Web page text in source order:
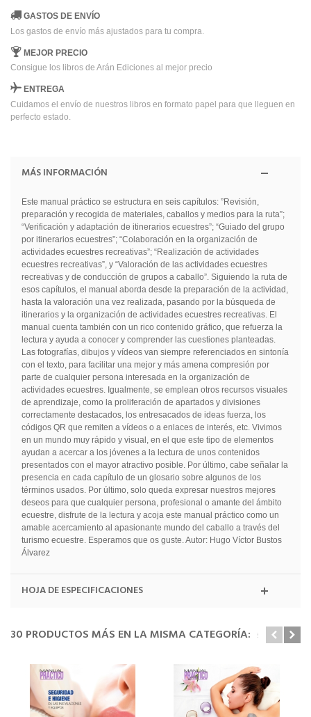
GASTOS DE ENVÍO
Los gastos de envío más ajustados para tu compra.
MEJOR PRECIO
Consigue los libros de Arán Ediciones al mejor precio
ENTREGA
Cuidamos el envío de nuestros libros en formato papel para que lleguen en
perfecto estado.
MÁS INFORMACIÓN
Este manual práctico se estructura en seis capítulos: ”Revisión,
preparación y recogida de materiales, caballos y medios para la ruta”;
“Verificación y adaptación de itinerarios ecuestres”; “Guiado del grupo
por itinerarios ecuestres”; “Colaboración en la organización de
actividades ecuestres recreativas”; “Realización de actividades
ecuestres recreativas”, y “Valoración de las actividades ecuestres
recreativas y de conducción de grupos a caballo”. Siguiendo la ruta de
esos capítulos, el manual aborda desde la preparación de la actividad,
hasta la valoración una vez realizada, pasando por la búsqueda de
itinerarios y la organización de actividades ecuestres recreativas. El
manual cuenta también con un rico contenido gráfico, que refuerza la
lectura y ayuda a conocer y comprender las cuestiones planteadas.
Las fotografías, dibujos y vídeos van siempre referenciados en sintonía
con el texto, para facilitar una mejor y más amena compresión por
parte de cualquier persona interesada en la organización de
actividades ecuestres. Igualmente, se emplean otros recursos visuales
de aprendizaje, como la proliferación de apartados y divisiones
correctamente destacados, los entresacados de ideas fuerza, los
códigos QR que remiten a vídeos o a enlaces de interés, etc. Vivimos
en un mundo muy rápido y visual, en el que este tipo de elementos
ayudan a acercar a los jóvenes a la lectura de unos contenidos
presentados con el mayor atractivo posible. Por último, cabe señalar la
presencia en cada capítulo de un glosario sobre algunos de los
términos usados. Por último, solo queda expresar nuestros mejores
deseos para que cualquier persona, profesional o amante del ámbito
ecuestre, disfrute de la lectura y acoja este manual práctico como un
amable acercamiento al apasionante mundo del caballo a través del
turismo ecuestre. Esperamos que os guste. Autor: Hugo Víctor Bustos
Álvarez
HOJA DE ESPECIFICACIONES
30 PRODUCTOS MÁS EN LA MISMA CATEGORÍA: